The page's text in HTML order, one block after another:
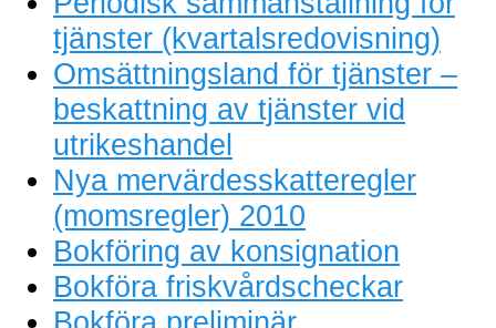
tjänster (kvartalsredovisning)
Omsättningsland för tjänster –
beskattning av tjänster vid
utrikeshandel
Nya mervärdesskatteregler
(momsregler) 2010
Bokföring av konsignation
Bokföra friskvårdscheckar